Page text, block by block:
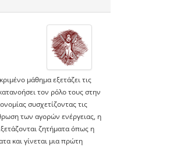
μάθημα εξετάζει τις
τον ρόλο τους στην
συσχετίζοντας τις
των αγορών ενέργειας, η
ζητήματα όπως η
και γίνεται μια πρώτη